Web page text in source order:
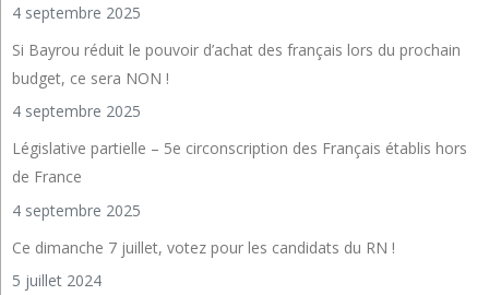
4 septembre 2025
Si Bayrou réduit le pouvoir d’achat des français lors du prochain
budget, ce sera NON !
4 septembre 2025
Législative partielle – 5e circonscription des Français établis hors
de France
4 septembre 2025
Ce dimanche 7 juillet, votez pour les candidats du RN !
5 juillet 2024